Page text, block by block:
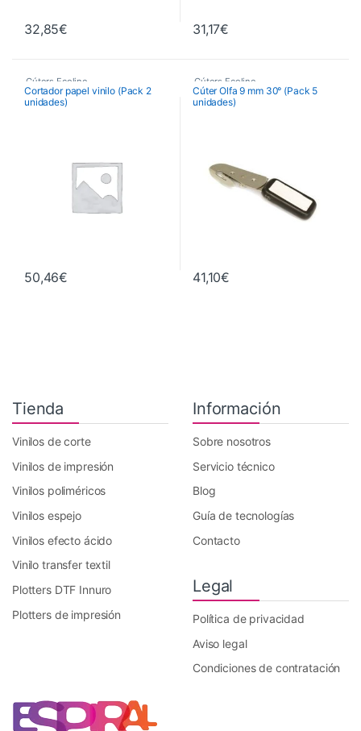
32,85€ 31,17€
Cúters Ecoline
Cortador papel vinilo (Pack 2
unidades)
50,46€
Cúters Ecoline
Cúter Olfa 9 mm 30° (Pack 5
unidades)
41,10€
Tienda
Vinilos de corte
Vinilos de impresión
Vinilos poliméricos
Vinilos espejo
Vinilos efecto ácido
Vinilo transfer textil
Plotters DTF Innuro
Plotters de impresión
Información
Sobre nosotros
Servicio técnico
Blog
Guía de tecnologías
Contacto
Legal
Política de privacidad
Aviso legal
Condiciones de contratación